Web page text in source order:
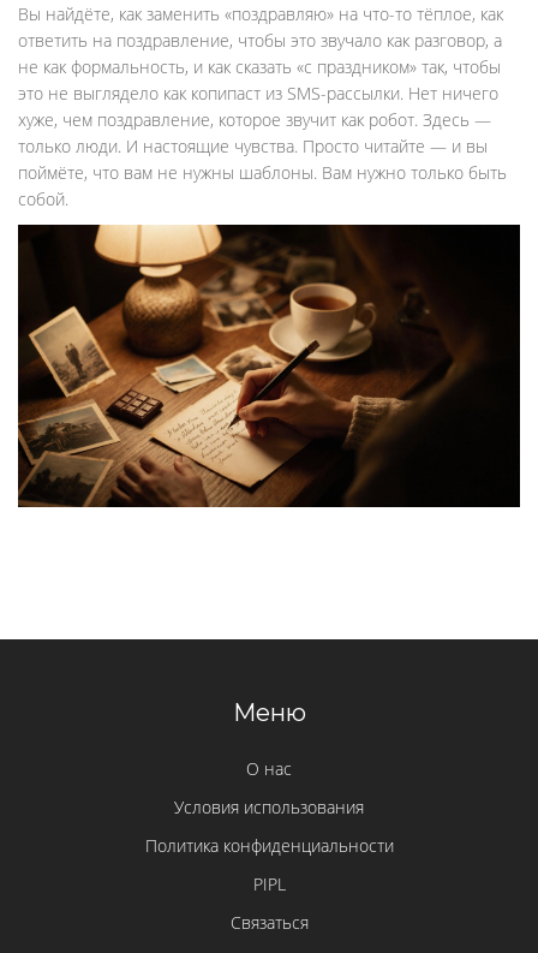
Вы найдёте, как заменить «поздравляю» на что-то тёплое, как
ответить на поздравление, чтобы это звучало как разговор, а
не как формальность, и как сказать «с праздником» так, чтобы
это не выглядело как копипаст из SMS-рассылки. Нет ничего
хуже, чем поздравление, которое звучит как робот. Здесь —
только люди. И настоящие чувства. Просто читайте — и вы
поймёте, что вам не нужны шаблоны. Вам нужно только быть
собой.
Меню
О нас
Условия использования
Политика конфиденциальности
PIPL
Связаться